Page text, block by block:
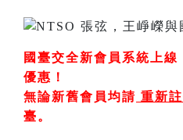
國臺交全新會員系統上
優惠！
無論新舊會員均請 重新
臺。